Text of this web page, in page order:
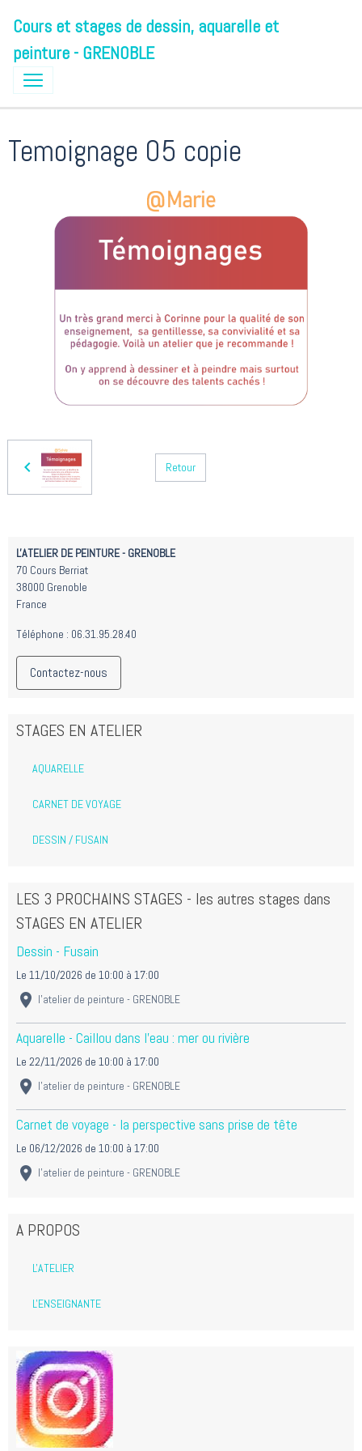
Cours et stages de dessin, aquarelle et
peinture - GRENOBLE
Temoignage 05 copie
Retour
L'ATELIER DE PEINTURE - GRENOBLE
70 Cours Berriat
38000 Grenoble
France
Téléphone : 06.31.95.28.40
Contactez-nous
STAGES EN ATELIER
AQUARELLE
CARNET DE VOYAGE
DESSIN / FUSAIN
LES 3 PROCHAINS STAGES - les autres stages dans
STAGES EN ATELIER
Dessin - Fusain
Le 11/10/2026 de 10:00 à 17:00
l'atelier de peinture - GRENOBLE
Aquarelle - Caillou dans l'eau : mer ou rivière
Le 22/11/2026 de 10:00 à 17:00
l'atelier de peinture - GRENOBLE
Carnet de voyage - la perspective sans prise de tête
Le 06/12/2026 de 10:00 à 17:00
l'atelier de peinture - GRENOBLE
A PROPOS
L'ATELIER
L'ENSEIGNANTE